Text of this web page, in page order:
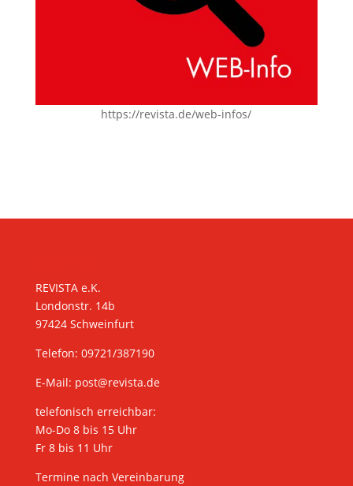
https://revista.de/web-infos/
REVISTA e.K.
Londonstr. 14b
97424 Schweinfurt
Telefon: 09721/387190
E-Mail: post@revista.de
telefonisch erreichbar:
Mo-Do 8 bis 15 Uhr
Fr 8 bis 11 Uhr
Termine nach Vereinbarung